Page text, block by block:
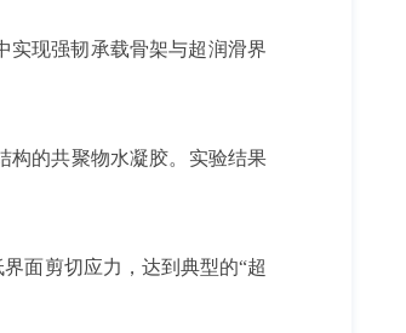
实现强韧承载骨架与超润滑界
构的共聚物水凝胶。实验结果
面剪切应力，达到典型的“超